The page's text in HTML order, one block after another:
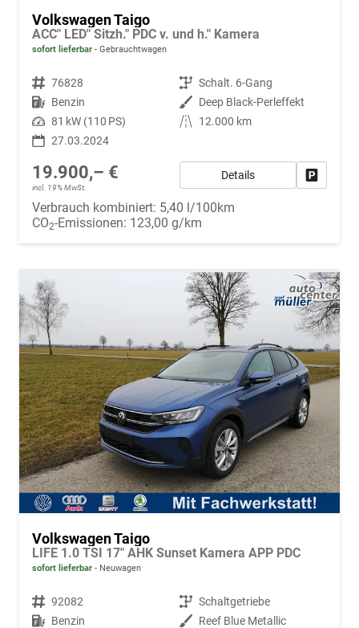
Volkswagen Taigo
ACC" LED" Sitzh." PDC v. und h." Kamera
sofort lieferbar Gebrauchtwagen
Fahrzeugnr. 76828 Getriebe Schalt. 6-Gang
Kraftstoff Benzin Außenfarbe Deep Black-Perleffekt
Leistung 81 kW (110 PS) Kilometerstand
12.000 km
27.03.2024
19.900,– €
incl. 19% MwSt.
Details
Verbrauch kombiniert: 5,40 l/100km
CO2-Emissionen: 123,00 g/km
Volkswagen Taigo
LIFE 1.0 TSI 17" AHK Sunset Kamera APP PDC
sofort lieferbar Neuwagen
Fahrzeugnr. 92082 Getriebe Schaltgetriebe
Kraftstoff Benzin Außenfarbe Reef Blue Metallic